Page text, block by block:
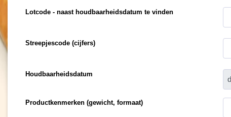
Lotcode - naast houdbaarheidsdatum te vinden
Streepjescode (cijfers)
Houdbaarheidsdatum
Productkenmerken (gewicht, formaat)